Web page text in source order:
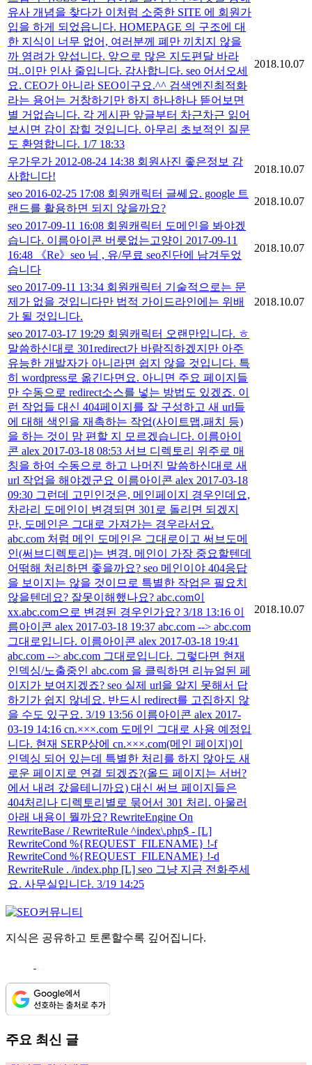
유사 개념을 찾다가 이처럼 소중한 SITE 에 회원가
입을 하게 되었읍니다. HOMEPAGE 의 구조에 대
한 지식이 너무 없어, 여러분께 폐만 끼치지 않을
까 염려가 앞섭니다. 앞으로 많은 지도편달 바라
며..이만 인사 줄입니다. 감사합니다. seo 어서오세
요. CEO가 아니라 SEO이구요.^^ 검색엔진최적화
라는 용어는 거창하기만 하지 하나하나 뜯어보면
별 거없습니다. 각 게시판 앞글부터 차근차근 읽어
보시면 감이 잡힐 것입니다. 아무리 초보적인 질문
도 환영합니다. 1/7 18:33
2018.10.07
우가우가 2012-08-24 14:38 회원사진 좋은정보 감
사합니다!
2018.10.07
seo 2016-02-25 17:08 회원캐릭터 글쎄요. google 트
랜드를 활용하면 되지 않을까요?
2018.10.07
seo 2017-09-11 16:08 회원캐릭터 도메인을 봐야겠
습니다. 이름아이콘 버릇없는고양이 2017-09-11
16:48 《Re》seo 님 , 유/무료 seo진단에 남겨두었
습니다
2018.10.07
seo 2017-09-11 13:34 회원캐릭터 기술적으로는 문
제가 없을 것입니다만 법적 가이드라인에는 위배
가 될 것입니다.
2018.10.07
seo 2017-03-17 19:29 회원캐릭터 오랜만입니다. ㅎ
말씀하신대로 301redirect가 바람직하겠지만 아주
유능한 개발자가 아니라면 쉽지 않을 것입니다. 특
히 wordpress로 옮긴다면요. 아니면 주요 페이지들
만 수동으로 redirect소스를 넣는 방법도 있겠죠. 이
런 작업들 대신 404페이지를 잘 구성하고 새 url들
에 대해 색인을 재촉하는 작업(사이트맵,패치 등)
을 하는 것이 맘 편할 지 모르겠습니다. 이름아이
콘 alex 2017-03-18 08:53 서브 디렉토리 위주로 매
칭을 하여 수동으로 하고 나머진 말씀하신대로 새
url 작업을 해야겠군요 이름아이콘 alex 2017-03-18
09:30 그런데 고민인것은, 메인페이지 경우인데요,
차라리 도메인이 변경되면 301로 돌리면 되겠지
만, 도메인은 그대로 가져가는 경우라서요.
abc.com 처럼 메인 도메인은 그대로이고 써브도메
인(써브디렉토리)는 변경. 메인이 가장 중요할텐데
어떢해 처리하면 좋을까요? seo 메인이야 404응답
을 보이지는 않을 것이므로 특별한 작업은 필요치
않을텐데요? 잘못이해했나요? abc.com이
xx.abc.com으로 변경된 경우인가요? 3/18 13:16 이
름아이콘 alex 2017-03-18 19:37 abc.com --> abc.com
그대로입니다. 이름아이콘 alex 2017-03-18 19:41
abc.com --> abc.com 그대로입니다. 그렇다면 현재
인덱싱/노출중인 abc.com 을 클릭하면 리뉴얼된 페
이지가 보여지겠죠? seo 실제 url을 알지 못해서 답
하기가 쉽지 않네요. 반드시 redirect를 고집하지 않
을 수도 있구요. 3/19 13:56 이름아이콘 alex 2017-
03-19 14:16 cn.×××.com 도메인 그대로 사용 예정입
니다. 현재 SERP상에 cn.×××.com(메인 페이지)이
인덱싱 되어 있는데 특별한 처리를 하지 않아도 새
로운 페이지로 연결 되겠죠?(올드 페이지는 서버?
에서 내려 갔을테니까요) 대신 써브 페이지들은
404처리나 디렉토리별로 묶어서 301 처리. 아울러
아래 내용이 뭘까요? RewriteEngine On
RewriteBase / RewriteRule ^index\.php$ - [L]
RewriteCond %{REQUEST_FILENAME} !-f
RewriteCond %{REQUEST_FILENAME} !-d
RewriteRule . /index.php [L] seo 그냥 지금 전화주세
요. 사무실입니다. 3/19 14:25
2018.10.07
지식은 공유하고 토론할수록 깊어집니다.
주요 최신 글